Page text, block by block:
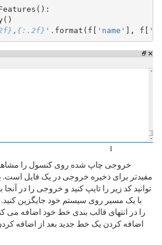
():
()
, {:.2f} ' . format ( f [ 'name' ], f [
خروجی چاپ شده روی کنسول را
مفیدتر برای ذخیره خروجی در یک فایل است.
توانید کد زیر را تایپ کنید و خروجی را در آنجا
با یک مسیر روی سیستم خود جایگزین کنید.
اضافه کردن یک خط جدید بعد از اضافه